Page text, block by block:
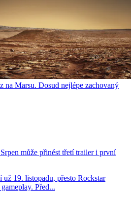
na Marsu. Dosud nejlépe zachovaný
může přinést třetí trailer i první
19. listopadu, přesto Rockstar
Před...